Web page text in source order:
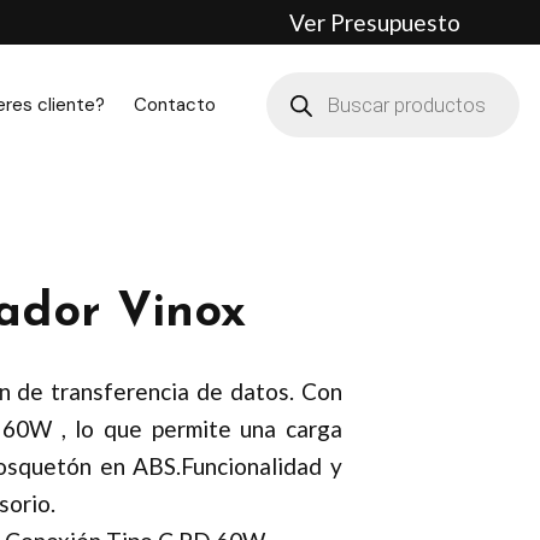
Ver Presupuesto
cliente? Contacto
de
productos
Vinox
de transferencia de datos. Con
, lo que permite una carga
en ABS.Funcionalidad y